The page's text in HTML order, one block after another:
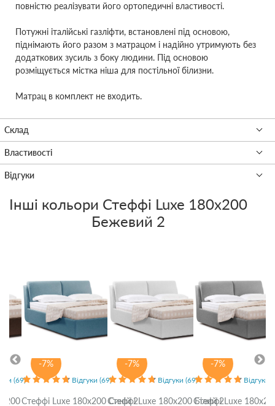
повністю реалізувати його ортопедичні властивості.
Потужні італійські газліфти, встановлені під основою,
піднімають його разом з матрацом і надійно утримують без
додаткових зусиль з боку людини. Під основою
розміщується містка ніша для постільної білизни.
Матрац в комплект не входить.
Інші кольори Стеффі Luxe 180x200
Бежевий 2
-7%
(69)
-7%
Відгуки (69)
Стеффі Luxe 180x200 Синій 2
-7%
Відгуки (69)
Стеффі Luxe 180x200 Білий 2
Відгуки
Стеффі Luxe